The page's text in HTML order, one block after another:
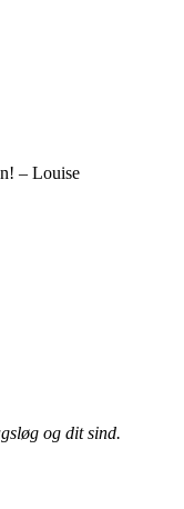
– Louise
og dit sind.